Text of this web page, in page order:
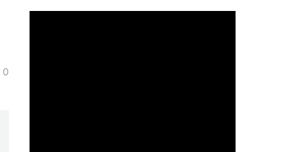
0